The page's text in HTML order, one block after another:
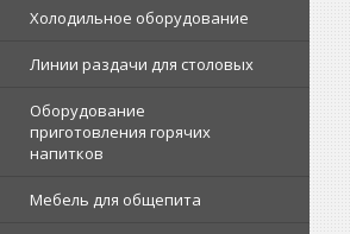
Холодильное оборудование
Линии раздачи для столовых
Оборудование
приготовления горячих
напитков
Мебель для общепита